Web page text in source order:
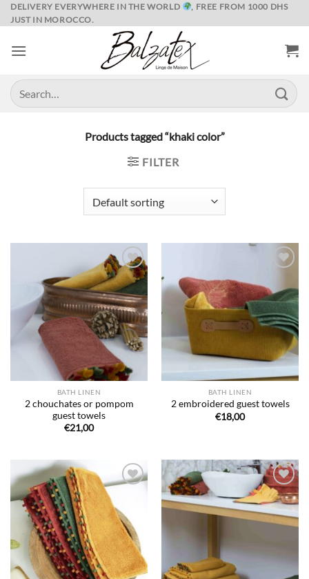
Skip
to
DELIVERY EVERYWHERE IN THE WORLD
, FREE FROM 1000 DHS
JUST IN MOROCCO.
Search
for:
Products tagged “khaki color”
FILTER
Ajouter
à la liste
de
souhaits
BATH LINEN
2 chouchates or pompom
guest towels
€21,00
à la liste
de
souhaits
BATH LINEN
2 embroidered guest towels
€18,00
à la liste
de
souhaits
Ajouter
à la liste
de
souhaits